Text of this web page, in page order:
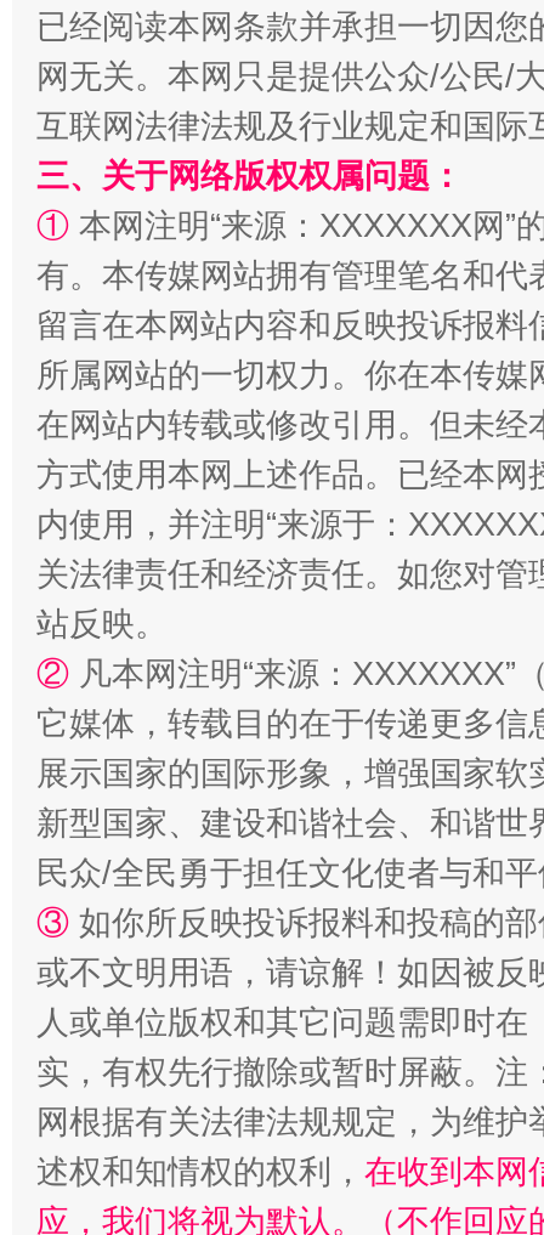
阿坝州三大球赛在茂县开幕 规模
扯下公款旅游的“隐身衣” 如何以
已经阅读本网条款并承担一切因
网无关。本网只是提供公众/公民/
互联网法律法规及行业规定和国
三、关于网络版权权属问题：
① 本网注明“来源：XXXXXXX网”
有。本传媒网站拥有管理笔名和
留言在本网站内容和反映投诉报
所属网站的一切权力。你在本传
在网站内转载或修改引用。但未
方式使用本网上述作品。已经本
内使用，并注明“来源于：
关法律责任和经济责任。如您对
站反映。
② 凡本网注明“来源：
它媒体，转载目的在于传递更多
展示国家的国际形象，增强国家
新型国家、建设和谐社会、和谐
民众/全民勇于担任文化使者与和
③ 如你所反映投诉报料和投稿的
或不文明用语，请谅解！如因被
人或单位版权和其它问题需即时在
实，有权先行撤除或暂时屏蔽。
网根据有关法律法规规定，为维
述权和知情权的权利， 在收到本网
应，我们将视为默认。（不作回应